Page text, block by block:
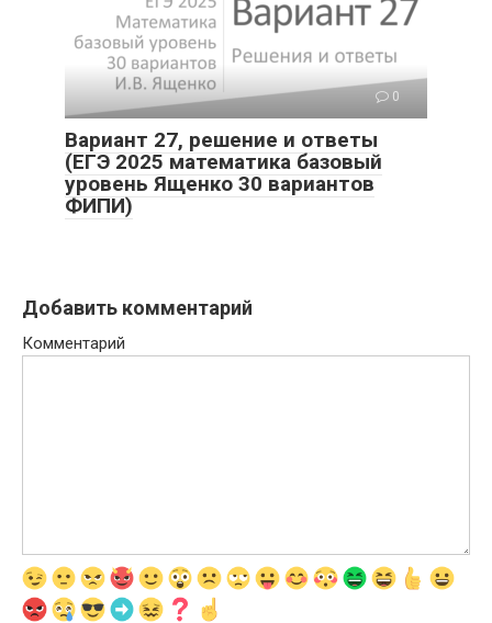
0
Вариант 27, решение и ответы
(ЕГЭ 2025 математика базовый
уровень Ященко 30 вариантов
ФИПИ)
Добавить комментарий
Комментарий